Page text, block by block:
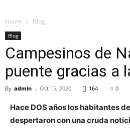
Home Blog
Blog
Campesinos de
puente gracias a
By admin - Oct 15, 2020 164 0
Hace DOS años los habitantes
despertaron con una cruda